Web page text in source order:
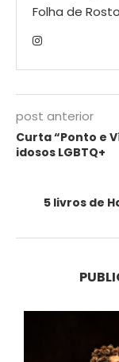
Folha de
post anterior
Curta “Ponto e
idosos LGBTQ+
5 livros de